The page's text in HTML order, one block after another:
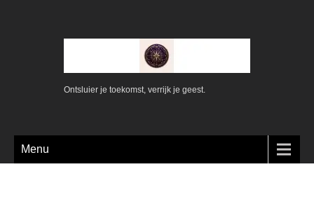
Ontsluier je toekomst, verrijk je geest.
Menu